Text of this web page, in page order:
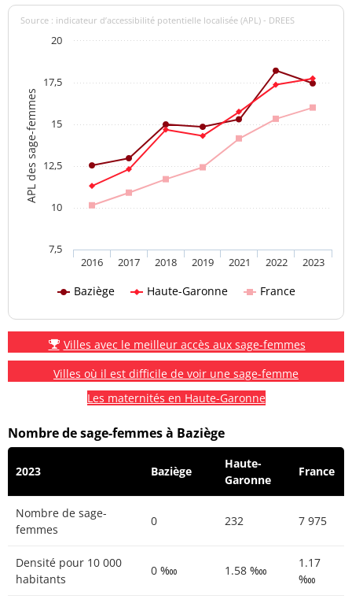
APL des sage-femmes
Source : indicateur d’accessibilité potentielle localisée (APL) - DREES
Baziège Haute-Garonne France
2016 2017 2018 2019 2021 2022 2023
7,5
10
12,5
15
17,5
20
Villes avec le meilleur accès aux sage-femmes
Villes où il est difficile de voir une sage-femme
Les maternités en Haute-Garonne
Nombre de sage-femmes à Baziège
2023 Baziège
Haute-
Garonne
France
Nombre de sage-
femmes
0 232 7 975
Densité pour 10 000
habitants
0 ‱ 1.58 ‱
1.17
‱